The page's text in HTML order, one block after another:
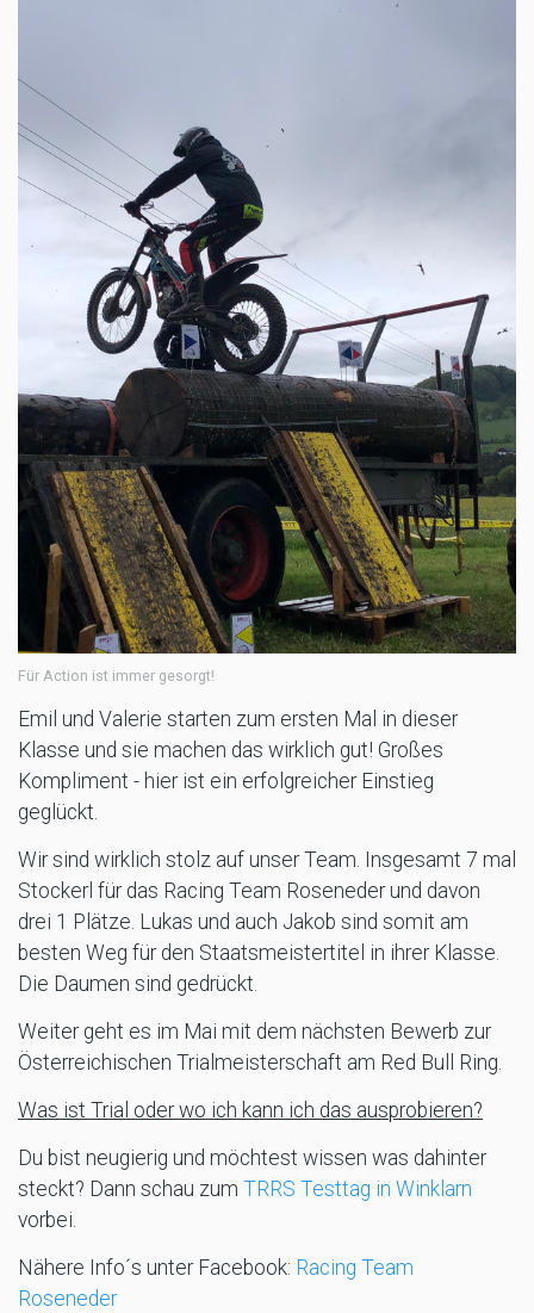
Für Action ist immer gesorgt!
Emil und Valerie starten zum ersten Mal in dieser
Klasse und sie machen das wirklich gut! Großes
Kompliment - hier ist ein erfolgreicher Einstieg
geglückt.
Wir sind wirklich stolz auf unser Team. Insgesamt 7 mal
Stockerl für das Racing Team Roseneder und davon
drei 1 Plätze. Lukas und auch Jakob sind somit am
besten Weg für den Staatsmeistertitel in ihrer Klasse.
Die Daumen sind gedrückt.
Weiter geht es im Mai mit dem nächsten Bewerb zur
Österreichischen Trialmeisterschaft am Red Bull Ring.
Was ist Trial oder wo ich kann ich das ausprobieren?
Du bist neugierig und möchtest wissen was dahinter
steckt? Dann schau zum TRRS Testtag in Winklarn
vorbei.
Nähere Info´s unter Facebook: Racing Team
Roseneder